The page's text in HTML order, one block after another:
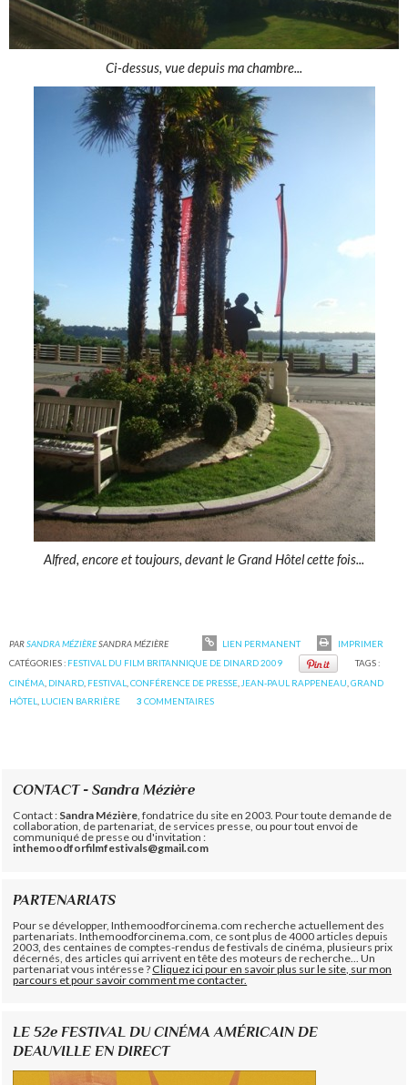
Ci-dessus, vue depuis ma chambre...
Alfred, encore et toujours, devant le Grand Hôtel cette fois...
PARSANDRA MÉZIÈRESANDRA MÉZIÈRE LIEN PERMANENT
IMPRIMER
CATÉGORIES : FESTIVAL DU FILM BRITANNIQUE DE DINARD 2009
TAGS :
CINÉMA DINARD FESTIVAL ,CONFÉRENCE DE PRESSE JEAN-PAUL RAPPENEAU ,GRAND
HÔTEL
LUCIEN BARRIÈRE 3 COMMENTAIRES
CONTACT - Sandra Mézière
Contact : Sandra Mézière , fondatrice du site en 2003. Pour toute demande de
collaboration, de partenariat, de services presse, ou pour tout envoi de
communiqué de presse ou d'invitation :
inthemoodforfilmfestivals@gmail.com
PARTENARIATS
Pour se développer, Inthemoodforcinema.com recherche actuellement des
partenariats. Inthemoodforcinema.com, ce sont plus de 4000 articles depuis
2003, des centaines de comptes-rendus de festivals de cinéma, plusieurs prix
décernés, des articles qui arrivent en tête des moteurs de recherche... Un
partenariat vous intéresse ?Cliquez ici pour en savoir plus sur le site, sur mon
parcours et pour savoir comment me contacter.
LE 52e FESTIVAL DU CINÉMA AMÉRICAIN DE
DEAUVILLE EN DIRECT